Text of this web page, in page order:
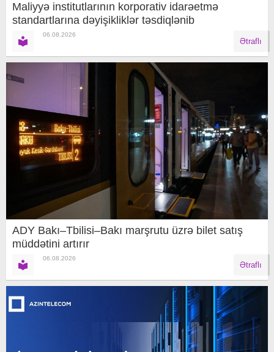
Maliyyə institutlarının korporativ idarəetmə
standartlarına dəyişikliklər təsdiqlənib
06.08.2026
Ətraflı
ADY Bakı–Tbilisi–Bakı marşrutu üzrə bilet satış
müddətini artırır
06.08.2026
Ətraflı